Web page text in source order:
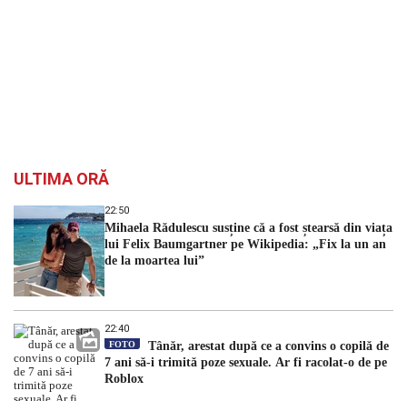
ULTIMA ORĂ
22:50
Mihaela Rădulescu susține că a fost ștearsă din viața
lui Felix Baumgartner pe Wikipedia: „Fix la un an
de la moartea lui”
22:40
FOTO
Tânăr, arestat după ce a convins o copilă de
7 ani să-i trimită poze sexuale. Ar fi racolat-o de pe
Roblox